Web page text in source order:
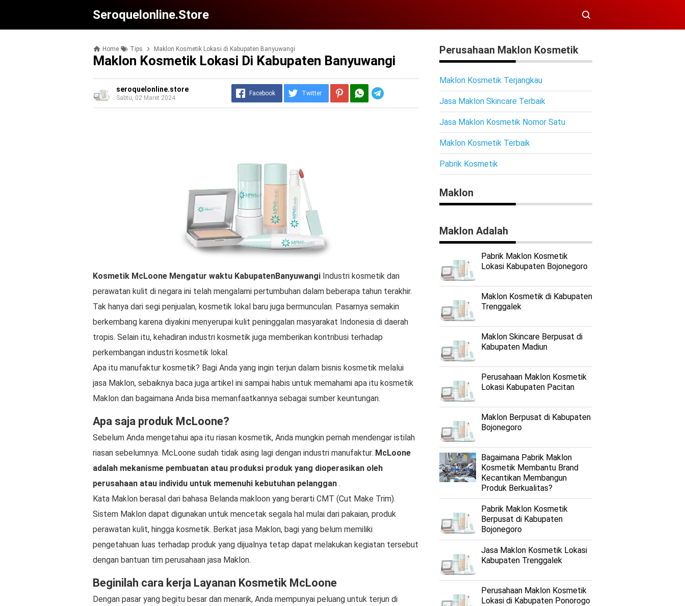
Seroquelonline.store
Home Tips Maklon Kosmetik Lokasi di Kabupaten Banyuwangi
Maklon Kosmetik Lokasi Di Kabupaten Banyuwangi
seroquelonline.store
Sabtu, 02 Maret 2024
Facebook Twitter
Kosmetik McLoone Mengatur waktu KabupatenBanyuwangi Industri kosmetik dan
perawatan kulit di negara ini telah mengalami pertumbuhan dalam beberapa tahun terakhir.
Tak hanya dari segi penjualan, kosmetik lokal baru juga bermunculan. Pasarnya semakin
berkembang karena diyakini menyerupai kulit peninggalan masyarakat Indonesia di daerah
tropis. Selain itu, kehadiran industri kosmetik juga memberikan kontribusi terhadap
perkembangan industri kosmetik lokal.
Apa itu manufaktur kosmetik? Bagi Anda yang ingin terjun dalam bisnis kosmetik melalui
jasa Maklon, sebaiknya baca juga artikel ini sampai habis untuk memahami apa itu kosmetik
Maklon dan bagaimana Anda bisa memanfaatkannya sebagai sumber keuntungan.
Apa saja produk McLoone?
Sebelum Anda mengetahui apa itu riasan kosmetik, Anda mungkin pernah mendengar istilah
riasan sebelumnya. McLoone sudah tidak asing lagi dengan industri manufaktur. McLoone
adalah mekanisme pembuatan atau produksi produk yang dioperasikan oleh
perusahaan atau individu untuk memenuhi kebutuhan pelanggan .
Kata Maklon berasal dari bahasa Belanda makloon yang berarti CMT (Cut Make Trim).
Sistem Maklon dapat digunakan untuk mencetak segala hal mulai dari pakaian, produk
perawatan kulit, hingga kosmetik. Berkat jasa Maklon, bagi yang belum memiliki
pengetahuan luas terhadap produk yang dijualnya tetap dapat melakukan kegiatan tersebut
dengan bantuan tim perusahaan jasa Maklon.
Beginilah cara kerja Layanan Kosmetik McLoone
Dengan pasar yang begitu besar dan menarik, Anda mempunyai peluang untuk terjun di
Perusahaan Maklon Kosmetik
Maklon Kosmetik Terjangkau
Jasa Maklon Skincare Terbaik
Jasa Maklon Kosmetik Nomor Satu
Maklon Kosmetik Terbaik
Pabrik Kosmetik
Maklon
Maklon Adalah
Pabrik Maklon Kosmetik
Lokasi Kabupaten Bojonegoro
Maklon Kosmetik di Kabupaten
Trenggalek
Maklon Skincare Berpusat di
Kabupaten Madiun
Perusahaan Maklon Kosmetik
Lokasi Kabupaten Pacitan
Maklon Berpusat di Kabupaten
Bojonegoro
Bagaimana Pabrik Maklon
Kosmetik Membantu Brand
Kecantikan Membangun
Produk Berkualitas?
Pabrik Maklon Kosmetik
Berpusat di Kabupaten
Bojonegoro
Jasa Maklon Kosmetik Lokasi
Kabupaten Trenggalek
Perusahaan Maklon Kosmetik
Lokasi di Kabupaten Ponorogo